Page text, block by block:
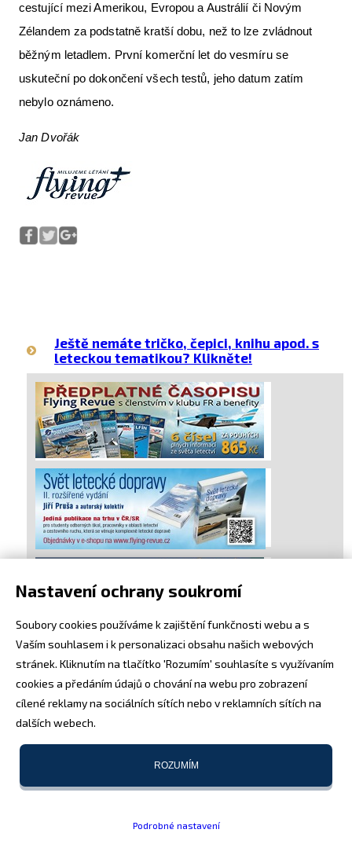
cestující mezi Amerikou, Evropou a Austrálií či Novým
Zélandem za podstatně kratší dobu, než to lze zvládnout
běžným letadlem. První komerční let do vesmíru se
uskuteční po dokončení všech testů, jeho datum zatím
nebylo oznámeno.
Jan Dvořák
Ještě nemáte tričko, čepici, knihu apod. s
leteckou tematikou? Klikněte!
Nastavení ochrany soukromí
Soubory cookies používáme k zajištění funkčnosti webu a s
Vaším souhlasem i k personalizaci obsahu našich webových
stránek. Kliknutím na tlačítko 'Rozumím' souhlasíte s využívaním
cookies a předáním údajů o chování na webu pro zobrazení
cílené reklamy na sociálních sítích nebo v reklamních sítích na
dalších webech.
ROZUMÍM
Podrobné nastavení